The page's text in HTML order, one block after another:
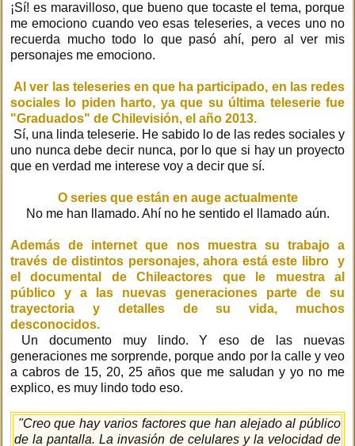
¡Sí! es maravilloso, que bueno que tocaste el tema, porque
me emociono cuando veo esas teleseries, a veces uno no
recuerda mucho todo lo que pasó ahí, pero al ver mis
personajes me emociono.
Al ver las teleseries en que ha participado, en las redes
sociales lo piden harto, ya que su última teleserie fue
"Graduados" de Chilevisión, el año 2013.
Sí, una linda teleserie. He sabido lo de las redes sociales y
uno nunca debe decir nunca, por lo que si hay un proyecto
que en verdad me interese voy a decir que sí.
O series que están en auge actualmente
No me han llamado. Ahí no he sentido el llamado aún.
Además de internet que nos muestra su trabajo a
través de distintos personajes, ahora está este libro y
el documental de Chileactores que le muestra al
público y a las nuevas generaciones parte de su
trayectoria y detalles de su vida, muchos
desconocidos.
Un documento muy lindo. Y eso de las nuevas
generaciones me sorprende, porque ando por la calle y veo
a cabros de 15, 20, 25 años que me saludan y yo no me
explico, es muy lindo todo eso.
"Creo que hay varios factores que han alejado al público
de la pantalla. La invasión de celulares y la velocidad de